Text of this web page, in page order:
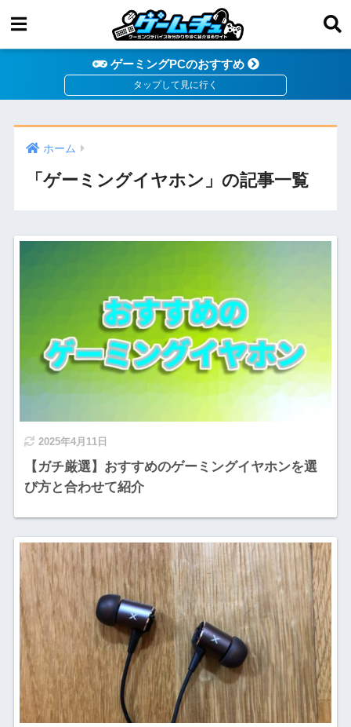
ゲーミングPCのおすすめ
ホーム
「ゲーミングイヤホン」の記事一覧
2025年4月11日
【ガチ厳選】おすすめのゲーミングイヤホンを選
び方と合わせて紹介